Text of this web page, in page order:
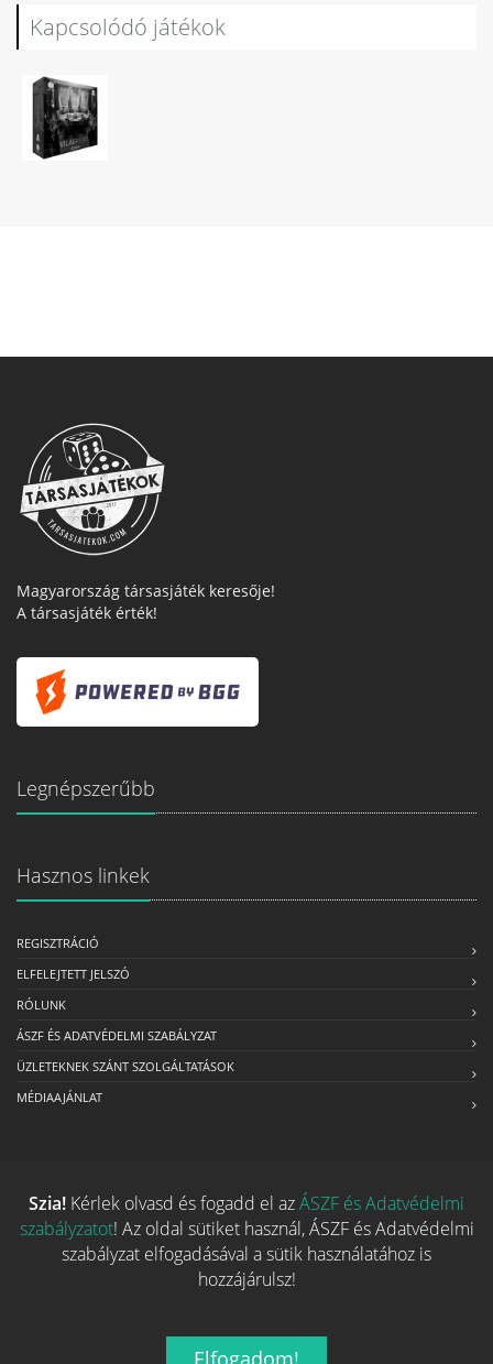
Kapcsolódó játékok
Magyarország társasjáték keresője!
A társasjáték érték!
Legnépszerűbb
Hasznos linkek
REGISZTRÁCIÓ
ELFELEJTETT JELSZÓ
RÓLUNK
ÁSZF ÉS ADATVÉDELMI SZABÁLYZAT
ÜZLETEKNEK SZÁNT SZOLGÁLTATÁSOK
MÉDIAAJÁNLAT
Ha szeretnéd felvenni velünk a kapcsolatot nyugodtan írj egy
e-mailt!
Szia! Kérlek olvasd és fogadd el azÁSZF és Adatvédelmi
szabályzatot! Az oldal sütiket használ, ÁSZF és Adatvédelmi
szabályzat elfogadásával a sütik használatához is
hozzájárulsz!
Elfogadom!